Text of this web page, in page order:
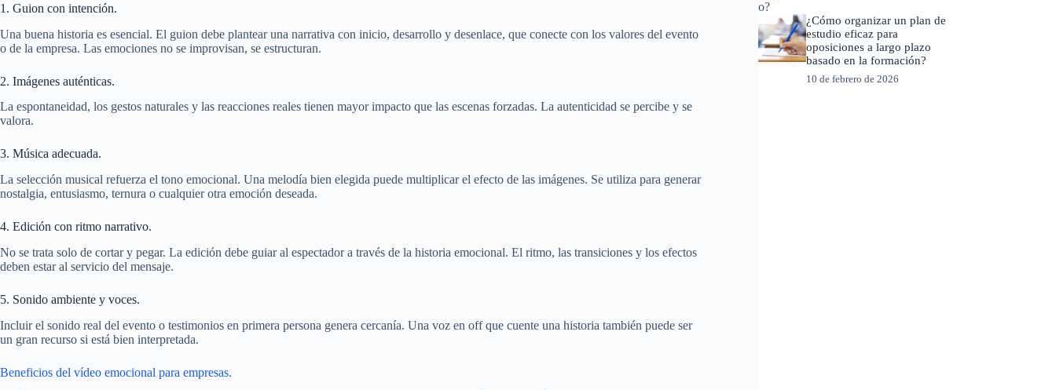
1. Guion con intención.
Una buena historia es esencial. El guion debe plantear una narrativa con inicio, desarrollo y desenlace, que conecte con los valores del evento
o de la empresa. Las emociones no se improvisan, se estructuran.
2. Imágenes auténticas.
La espontaneidad, los gestos naturales y las reacciones reales tienen mayor impacto que las escenas forzadas. La autenticidad se percibe y se
valora.
3. Música adecuada.
La selección musical refuerza el tono emocional. Una melodía bien elegida puede multiplicar el efecto de las imágenes. Se utiliza para generar
nostalgia, entusiasmo, ternura o cualquier otra emoción deseada.
4. Edición con ritmo narrativo.
No se trata solo de cortar y pegar. La edición debe guiar al espectador a través de la historia emocional. El ritmo, las transiciones y los efectos
deben estar al servicio del mensaje.
5. Sonido ambiente y voces.
Incluir el sonido real del evento o testimonios en primera persona genera cercanía. Una voz en off que cuente una historia también puede ser
un gran recurso si está bien interpretada.
Beneficios del vídeo emocional para empresas.
¿Cómo organizar un plan de
estudio eficaz para
oposiciones a largo plazo
basado en la formación?
10 de febrero de 2026